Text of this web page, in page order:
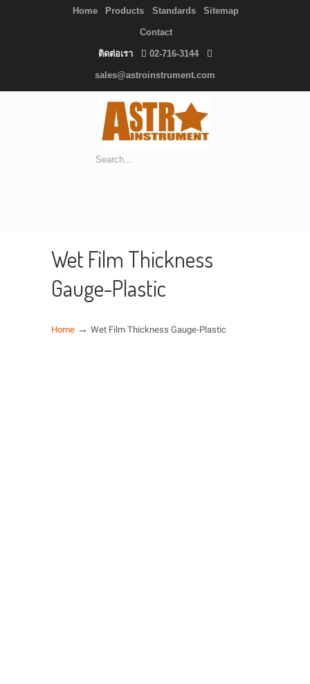
Home Products Standards Sitemap
Contact
ติดต่อเรา 02-716-3144
sales@astroinstrument.com
Wet Film Thickness
Gauge-Plastic
Home → Wet Film Thickness Gauge-Plastic